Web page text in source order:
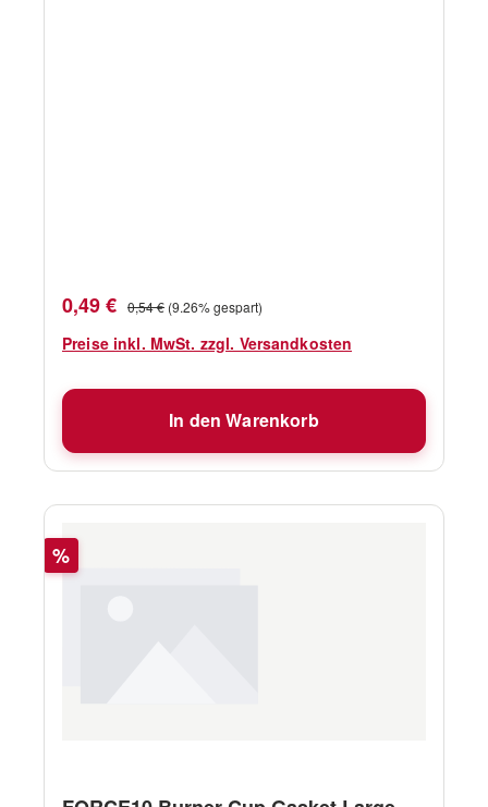
Verkaufspreis:
0,49 € Regulärer Preis:
0,54 € (9.26% gespart)
Preise inkl. MwSt. zzgl. Versandkosten
In den Warenkorb
Rabatt
%